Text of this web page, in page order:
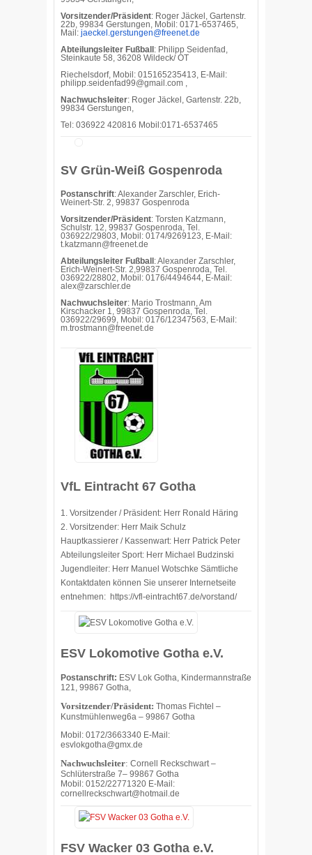
Vorsitzender/Präsident: Roger Jäckel, Gartenstr.
22b, 99834 Gerstungen, Mobil: 0171-6537465,
Mail: jaeckel.gerstungen@freenet.de
Abteilungsleiter Fußball : Philipp Seidenfad,
Steinkaute 58, 36208 Wildeck/ OT
Riechelsdorf, Mobil: 015165235413, E-Mail:
philipp.seidenfad99@gmail.com ,
Nachwuchsleiter: Roger Jäckel, Gartenstr. 22b,
99834 Gerstungen,
Tel: 036922 420816 Mobil:0171-6537465
SV Grün-Weiß Gospenroda
Postanschrift: Alexander Zarschler, Erich-
Weinert-Str. 2, 99837 Gospenroda
Vorsitzender/Präsident: Torsten Katzmann,
Schulstr. 12, 99837 Gospenroda, Tel.
036922/29803, Mobil: 0174/9269123, E-Mail:
t.katzmann@freenet.de
Abteilungsleiter Fußball : Alexander Zarschler,
Erich-Weinert-Str. 2,99837 Gospenroda, Tel.
036922/28802, Mobil: 0176/4494644, E-Mail:
alex@zarschler.de
Nachwuchsleiter: Mario Trostmann, Am
Kirschacker 1, 99837 Gospenroda, Tel.
036922/29699, Mobil: 0176/12347563, E-Mail:
m.trostmann@freenet.de
VfL Eintracht 67 Gotha
1. Vorsitzender / Präsident: Herr Ronald Häring
2. Vorsitzender: Herr Maik Schulz
Hauptkassierer / Kassenwart: Herr Patrick Peter
Abteilungsleiter Sport: Herr Michael Budzinski
Jugendleiter: Herr Manuel Wotschke Sämtliche
Kontaktdaten können Sie unserer Internetseite
entnehmen: https://vfl-eintracht67.de/vorstand/
ESV Lokomotive Gotha e.V.
Postanschrift: ESV Lok Gotha, Kindermannstraße
121, 99867 Gotha,
Vorsitzender/Präsident: Thomas Fichtel –
Kunstmühlenweg6a – 99867 Gotha
Mobil: 0172/3663340 E-Mail:
esvlokgotha@gmx.de
Nachwuchsleiter: Cornell Reckschwart –
Schlüterstraße 7– 99867 Gotha
Mobil: 0152/22771320 E-Mail:
cornellreckschwart@hotmail.de
FSV Wacker 03 Gotha e.V.